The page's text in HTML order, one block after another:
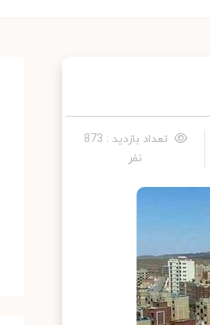
تعداد بازدید : 873
نفر